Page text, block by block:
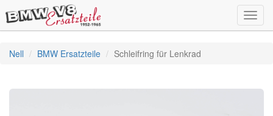
Nell BMW Ersatzteile Schleifring für Lenkrad